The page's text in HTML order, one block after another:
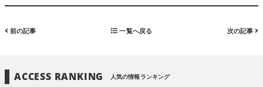
前の記事 一覧へ戻る 次の記事
ACCESS RANKING 人気の情報ランキング